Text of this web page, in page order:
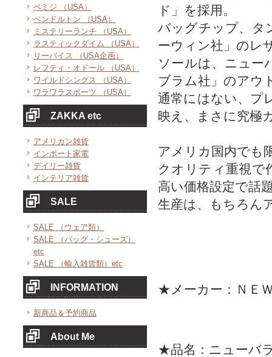
ベミジ （USA）
ペンドルトン （USA）
ミステリーランチ （USA）
ラスティックダイム （USA）
リーバイス （USA企画）
レフティ・オドール （USA）
ワイルドシングス （USA）
ワラワラスポーツ （USA）
ZAKKA etc
アメリカン雑貨
インポート家電
デイリー雑貨
インテリア雑貨
SALE
SALE （ウェア類）
SALE （バッグ・シューズ）
etc
SALE （輸入雑貨類）etc
INFORMATION
新商品＆予約商品
About Me
ド」を採用。
バッグチップ、タ
ーウィン社」のレ
ソールは、ニュー
ブラム社」のアウ
通常にはない、プ
映え、まさに究極
アメリカ国内でも
クオリティ重視で
高い価格設定で話
生産は、もちろん
★メーカー：ＮＥ
★品名：ニューバ